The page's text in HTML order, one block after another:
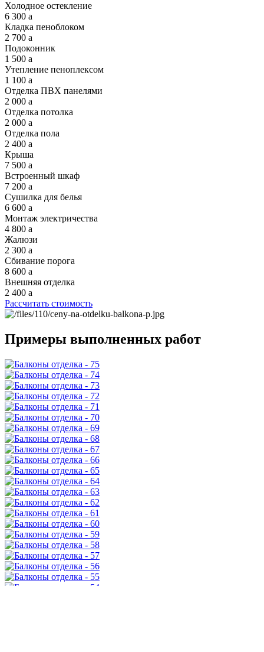
Холодное остекление
6 300 a
Кладка пеноблоком
2 700 a
Подоконник
1 500 a
Утепление пеноплексом
1 100 a
Отделка ПВХ панелями
2 000 a
Отделка потолка
2 000 a
Отделка пола
2 400 a
Крыша
7 500 a
Встроенный шкаф
7 200 a
Сушилка для белья
6 600 a
Монтаж электричества
4 800 a
Жалюзи
2 300 a
Сбивание порога
8 600 a
Внешняя отделка
2 400 a
Рассчитать стоимость
Примеры выполненных работ